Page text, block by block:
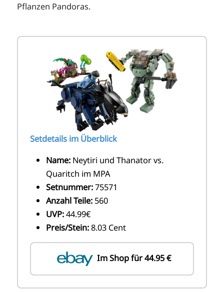
Pflanzen Pandoras.
Setdetails im Überblick
Name:Neytiri und Thanator vs.
Quaritch im MPA
Setnummer:75571
Anzahl Teile:560
UVP:44.99€
Preis/Stein:8.03 Cent
Im Shop für 44.95 €